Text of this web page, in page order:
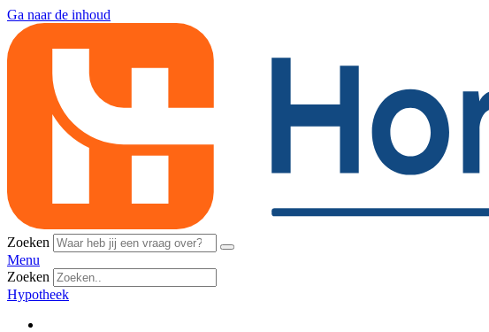
Ga naar de inhoud
Zoeken
Menu
Zoeken
Hypotheek